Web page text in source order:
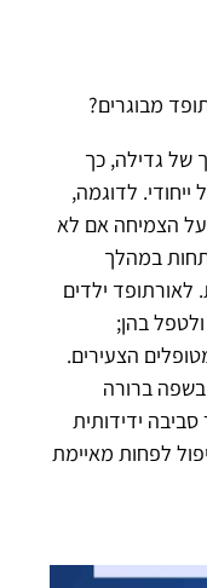
מבוגרים?
של גדילה, כך
לדוגמה,
על הצמיחה אם לא
במהלך
לאורתופד ילדים
ולטפל בהן;
הצעירים.
בשפה ברורה
ידידותית
לפחות מאיימת